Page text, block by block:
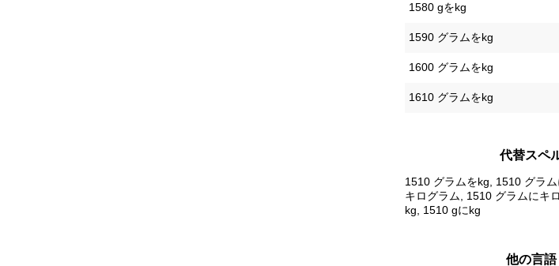
1580 gをkg
1590 グラムをkg
1600 グラムをkg
1610 グラムをkg
代替スペ
1510 グラムをkg, 1510 グラ
キログラム, 1510 グラムにキ
kg, 1510 gにkg
他の言語